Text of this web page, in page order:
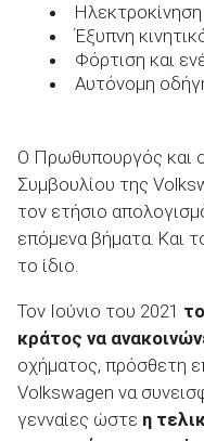
Επιχειρήσεις
ΑΝΑΖΗΤΗΣΗ
Έξυπνη
Φόρτιση και
Αυτόνομη
Ο Πρωθυπουργός και
Συμβουλίου της
τον ετήσιο
επόμενα βήματα. Και
το ίδιο.
Τον Ιούνιο του 2021
κράτος να
οχήματος, πρόσθετη
Volkswagen να
γενναίες ώστε η